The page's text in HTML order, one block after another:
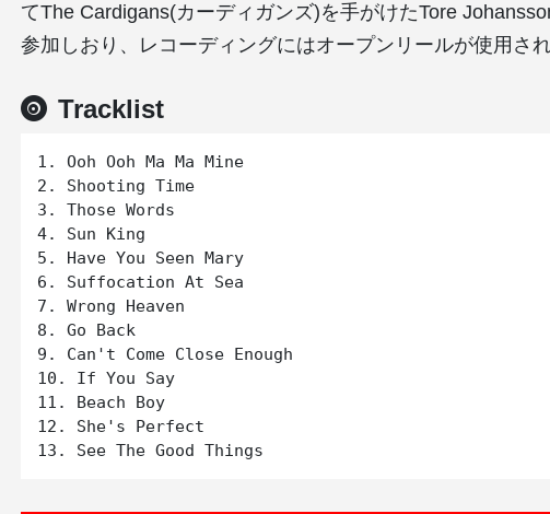
てThe Cardigans(カーディガンズ)を手がけたTore
参加しおり、レコーディングにはオープンリールが使用され
Tracklist
1. Ooh Ooh Ma Ma Mine
2. Shooting Time
3. Those Words
4. Sun King
5. Have You Seen Mary
6. Suffocation At Sea
7. Wrong Heaven
8. Go Back
9. Can't Come Close Enough
10. If You Say
11. Beach Boy
12. She's Perfect